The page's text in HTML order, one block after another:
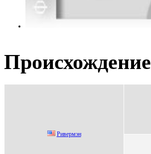
Происхождение
Ривepмэн